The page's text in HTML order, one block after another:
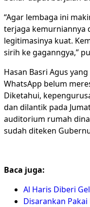
“Agar lembaga ini
terjaga kemurniannya
legitimasinya kuat.
sirih ke gaganngya,”
Hasan Basri Agus
WhatsApp belum
Diketahui,
dan dilantik pada
auditorium rumah
sudah diteken
Baca juga:
Al Haris Diberi
Disarankan Pakai